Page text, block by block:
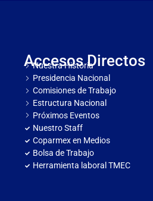
Accesos Directos
Nuestra Historia
Presidencia Nacional
Comisiones de Trabajo
Estructura Nacional
Próximos Eventos
Nuestro Staff
Coparmex en Medios
Bolsa de Trabajo
Herramienta laboral TMEC